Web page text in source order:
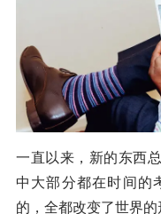
一直以来，新的东西
中大部分都在时间的
的，全都改变了世界的